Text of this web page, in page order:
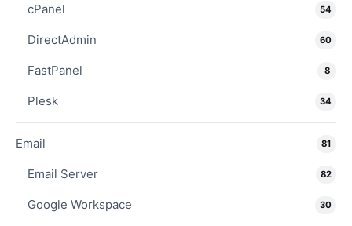
cPanel 54
DirectAdmin 60
FastPanel 8
Plesk 34
Email 81
Email Server 82
Google Workspace 30